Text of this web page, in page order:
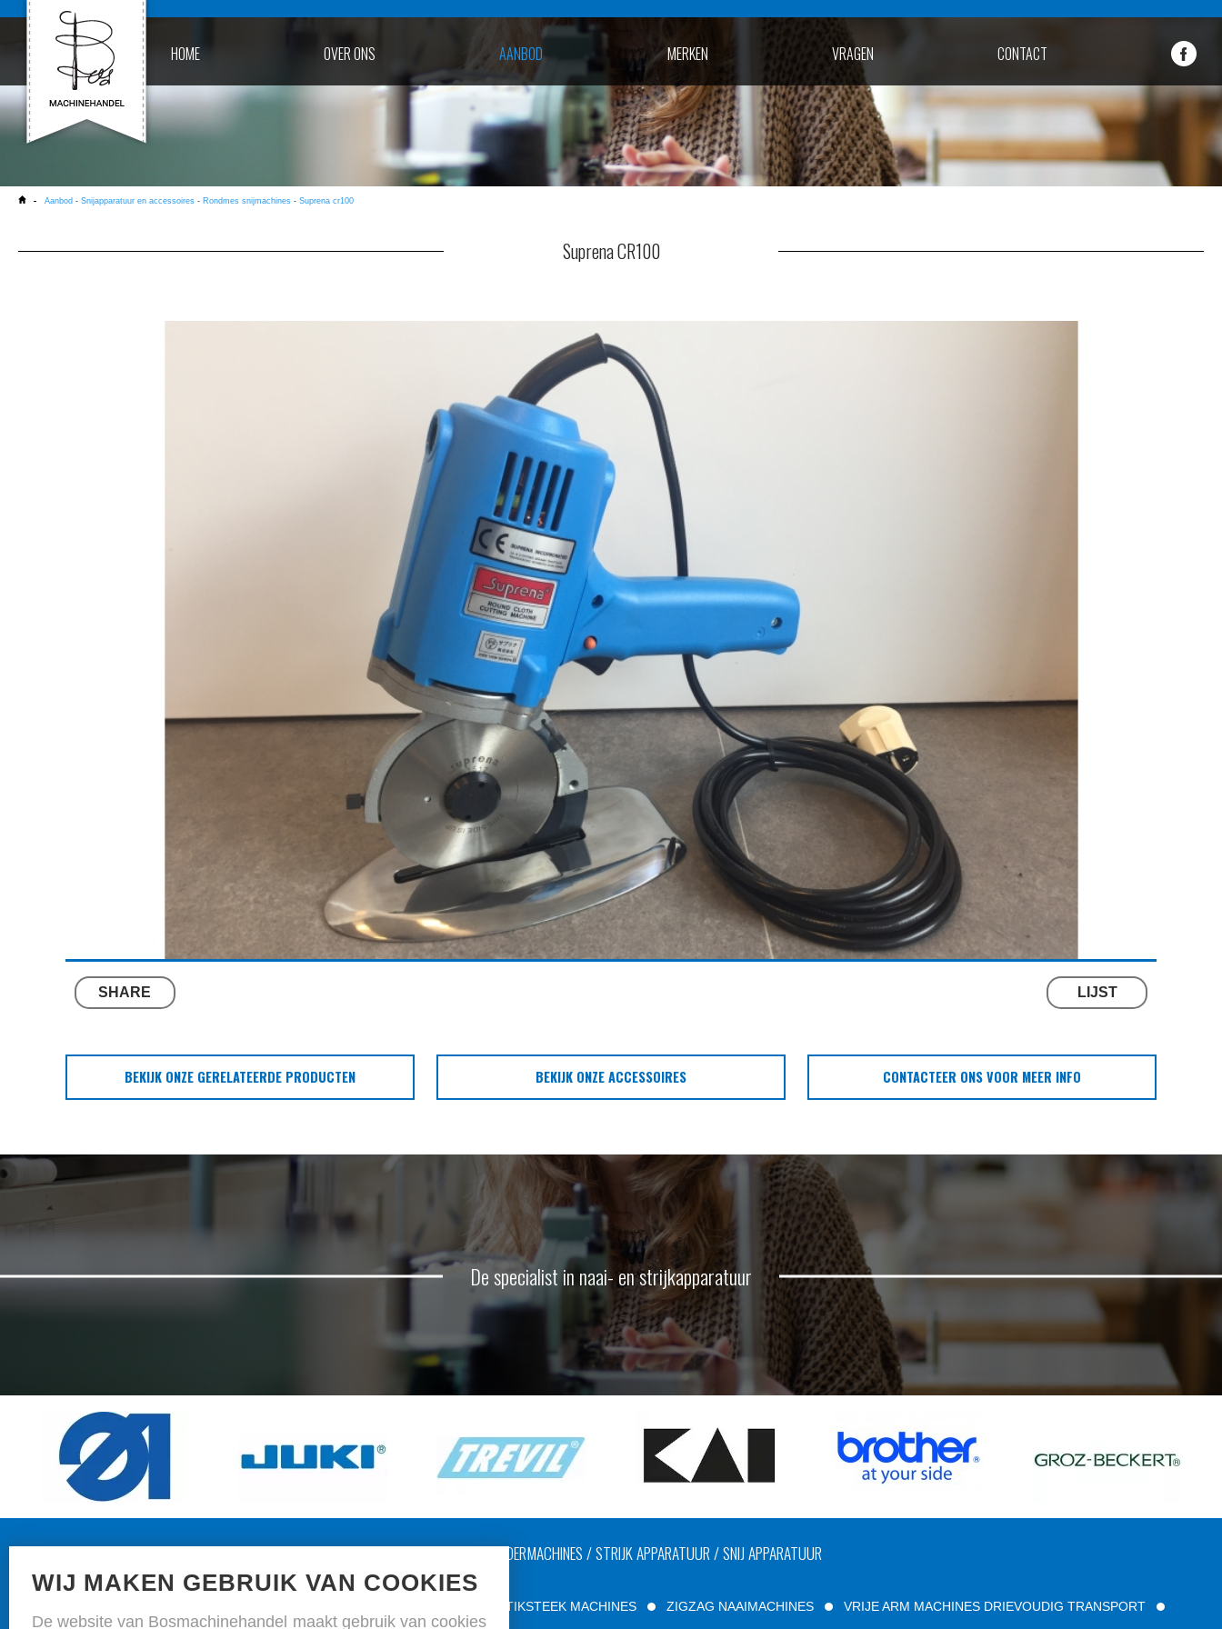
HOME OVER ONS AANBOD MERKEN VRAGEN CONTACT
Aanbod - Snijapparatuur en accessoires - Rondmes snijmachines - Suprena cr100
Suprena CR100
SHARE LIJST
BEKIJK ONZE GERELATEERDE PRODUCTEN BEKIJK ONZE ACCESSOIRES CONTACTEER ONS VOOR MEER INFO
De specialist in naai- en strijkapparatuur
NAAIMACHINES / LEDERMACHINES / STRIJK APPARATUUR / SNIJ APPARATUUR
ÉÉN NAALD STIKSTEEK MACHINES ZIGZAG NAAIMACHINES VRIJE ARM MACHINES DRIEVOUDIG TRANSPORT
WIJ MAKEN GEBRUIK VAN COOKIES
De website van Bosmachinehandel maakt gebruik van cookies